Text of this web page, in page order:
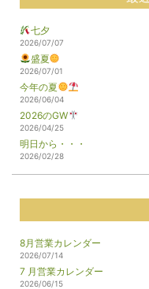
七夕
2026/07/07
盛夏
2026/07/01
今年の夏
2026/06/04
2026のGW
2026/04/25
明日から・・・
2026/02/28
8月営業カレンダー
2026/07/14
7 月営業カレンダー
2026/06/15